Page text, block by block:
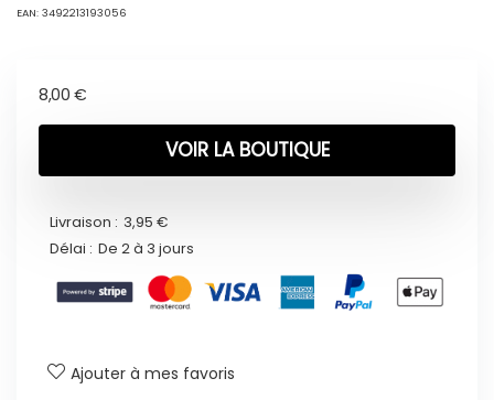
EAN: 3492213193056
8,00 €
VOIR LA BOUTIQUE
Livraison : 3,95 €
Délai : De 2 à 3 jours
Ajouter à mes favoris